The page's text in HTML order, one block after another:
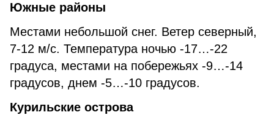
Южные районы
Местами небольшой снег. Ветер северный,
7-12 м/с. Температура ночью -17…-22
градуса, местами на побережьях -9…-14
градусов, днем -5…-10 градусов.
Курильские острова